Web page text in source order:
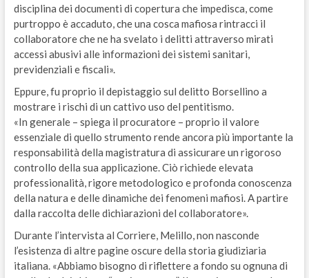
disciplina dei documenti di copertura che impedisca, come
purtroppo è accaduto, che una cosca mafiosa rintracci il
collaboratore che ne ha svelato i delitti attraverso mirati
accessi abusivi alle informazioni dei sistemi sanitari,
previdenziali e fiscali».
Eppure, fu proprio il depistaggio sul delitto Borsellino a
mostrare i rischi di un cattivo uso del pentitismo.
«In generale – spiega il procuratore – proprio il valore
essenziale di quello strumento rende ancora più importante la
responsabilità della magistratura di assicurare un rigoroso
controllo della sua applicazione. Ciò richiede elevata
professionalità, rigore metodologico e profonda conoscenza
della natura e delle dinamiche dei fenomeni mafiosi. A partire
dalla raccolta delle dichiarazioni del collaboratore».
Durante l’intervista al Corriere, Melillo, non nasconde
l’esistenza di altre pagine oscure della storia giudiziaria
italiana. «Abbiamo bisogno di riflettere a fondo su ognuna di